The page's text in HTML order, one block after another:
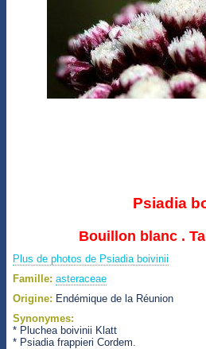
Psiadia
Bouillon blanc .
Plus de photos de Psiadia boivinii
Famille: asteraceae
Origine: Endémique de la Réunion
Synonymes:
* Pluchea boivinii Klatt
* Psiadia frappieri Cordem.